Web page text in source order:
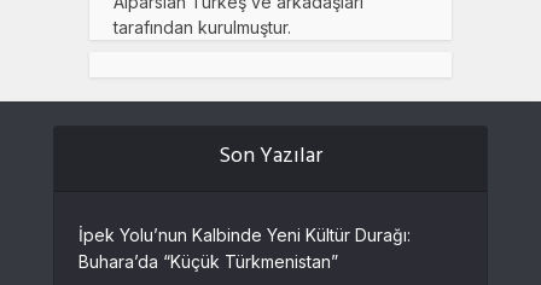
tarafından kurulmuştur.
Son Yazılar
İpek Yolu’nun Kalbinde Yeni Kültür Durağı:
Buhara’da “Küçük Türkmenistan”